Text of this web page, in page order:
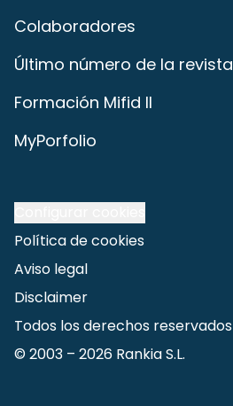
Colaboradores
Último número de la revista
Formación Mifid II
MyPorfolio
Política de cookies
Aviso legal
Disclaimer
Todos los derechos reservados
© 2003 – 2026 Rankia S.L.